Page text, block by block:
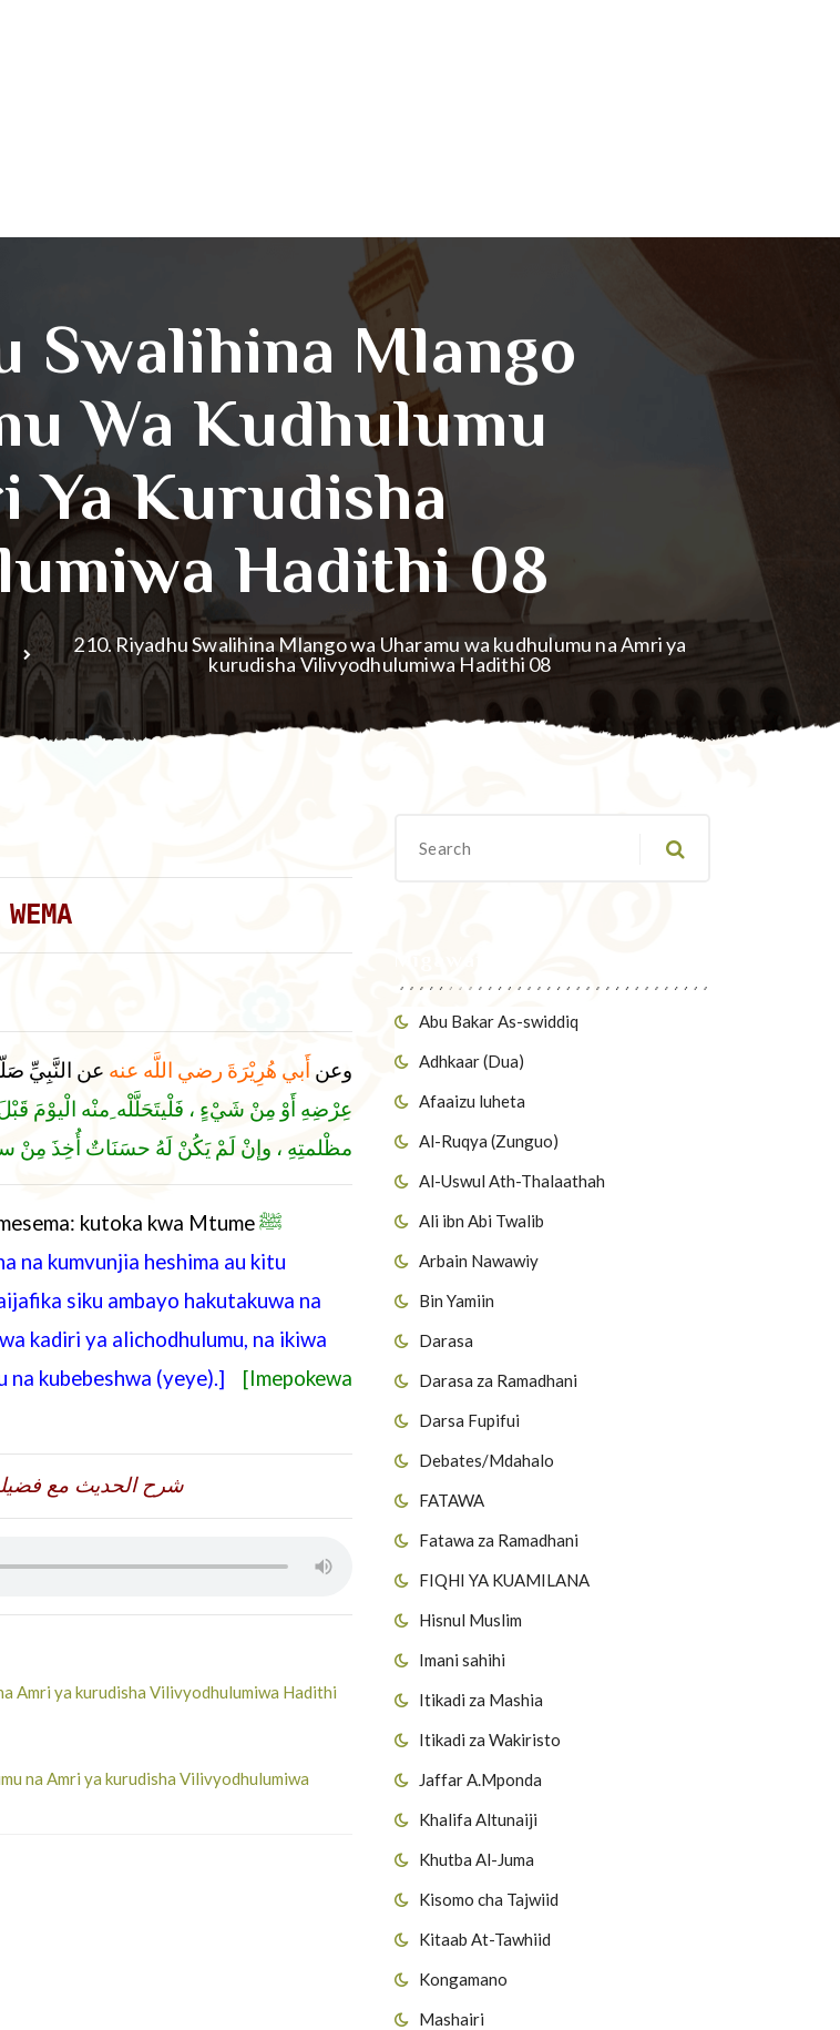
Swalihina Mlango
Wa Kudhulumu
Ya Kurudisha
Hadithi 08
210. Riyadhu Swalihina Mlango wa Uharamu wa kudhulumu na Amri ya
kurudisha Vilivyodhulumiwa Hadithi 08
Abu Bakar As-swiddiq
Adhkaar (Dua)
Afaaizu luheta
Al-Ruqya (Zunguo)
Al-Uswul Ath-Thalaathah
Ali ibn Abi Twalib
Arbain Nawawiy
Bin Yamiin
Darasa
Darasa za Ramadhani
Darsa Fupifui
Debates/Mdahalo
FATAWA
Fatawa za Ramadhani
FIQHI YA KUAMILANA
Hisnul Muslim
Imani sahihi
Itikadi za Mashia
Itikadi za Wakiristo
Jaffar A.Mponda
Khalifa Altunaiji
Khutba Al-Juma
Kisomo cha Tajwiid
Kitaab At-Tawhiid
Kongamano
Mashairi
وعن أَبي هُرِيْرَةَ رضي اللَّه عنه عن النَّبِيِّ
عِرْضِهِ أَوْ مِنْ شَيْءٍ ، فَلْيتَحَلَّلْه ِمنْه الْيوْمَ
مظْلمتِهِ ، وإنْ لَمْ يَكُنْ لَهُ حسَنَاتٌ أُخِذَ مِنْ
kutoka kwa Mtumeﷺ
na kumvunjia heshima au kitu
siku ambayo hakutakuwa na
kadiri ya alichodhulumu, na ikiwa
na kubebeshwa (yeye).]
[Imepokewa
شرح الحديث مع
Amri ya kurudisha Vilivyodhulumiwa Hadithi
na Amri ya kurudisha Vilivyodhulumiwa